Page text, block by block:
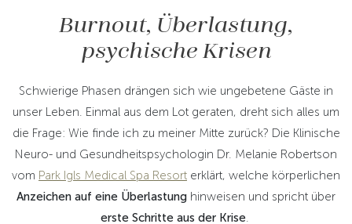
Burnout, Überlastung,
psychische Krisen
Schwierige Phasen drängen sich wie ungebetene Gäste in
unser Leben. Einmal aus dem Lot geraten, dreht sich alles um
die Frage: Wie finde ich zu meiner Mitte zurück? Die Klinische
Neuro- und Gesundheitspsychologin Dr. Melanie Robertson
vom Park Igls Medical Spa Resort erklärt, welche körperlichen
Anzeichen auf eine Überlastung hinweisen und spricht über
erste Schritte aus der Krise.